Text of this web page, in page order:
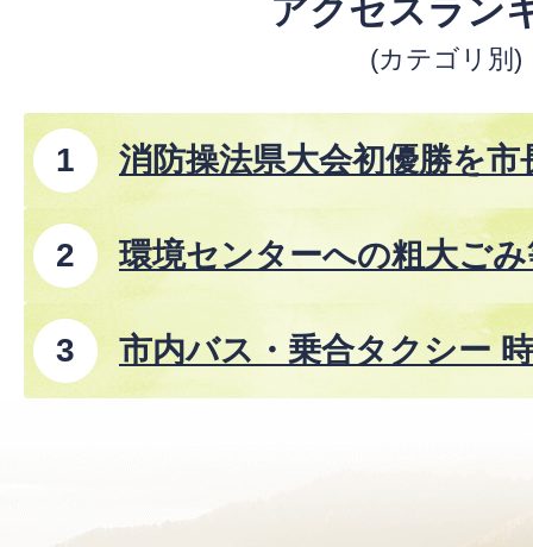
アクセスラン
(カテゴリ別)
消防操法県大会初優勝を市
環境センターへの粗大ご
市内バス・乗合タクシー
8年8月1日改正)